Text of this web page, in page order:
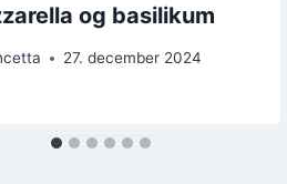
og basilikum
27. december 2024